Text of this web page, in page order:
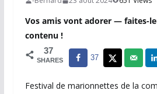
Vos amis vont adorer — faites-
contenu !
37
SHARES 37
Festival de marionnettes de la